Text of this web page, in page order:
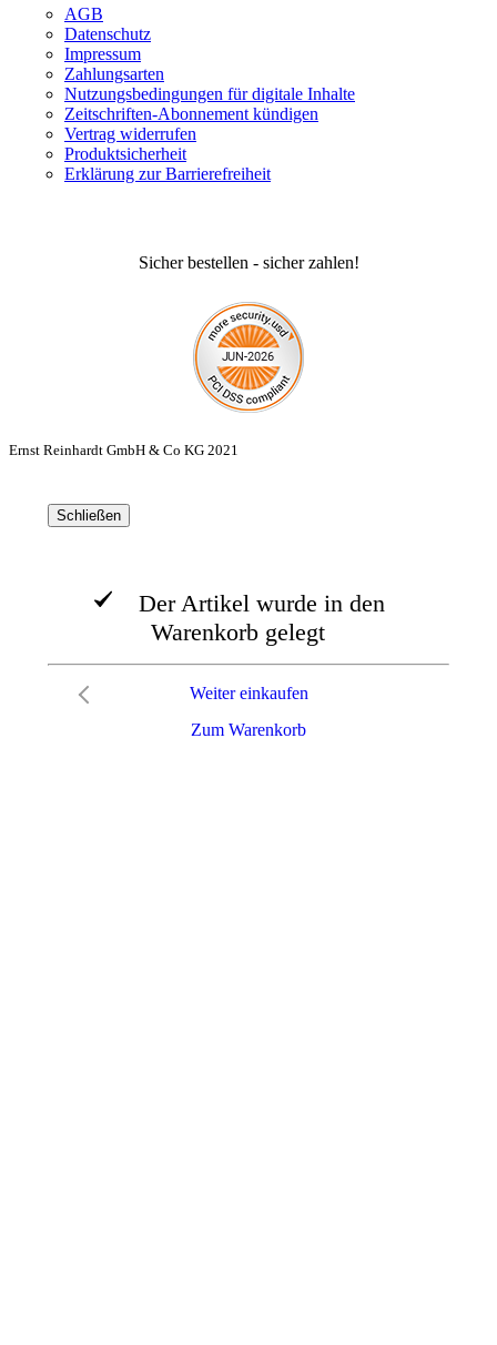
AGB
Datenschutz
Impressum
Zahlungsarten
Nutzungsbedingungen für digitale Inhalte
Zeitschriften-Abonnement kündigen
Vertrag widerrufen
Produktsicherheit
Erklärung zur Barrierefreiheit
Sicher bestellen - sicher zahlen!
Ernst Reinhardt GmbH & Co KG 2021
Schließen
Der Artikel wurde in den
Warenkorb gelegt
Zum Warenkorb
Weiter einkaufen